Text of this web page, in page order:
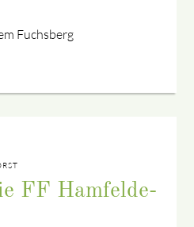
Fuchsberg
FF Hamfelde-